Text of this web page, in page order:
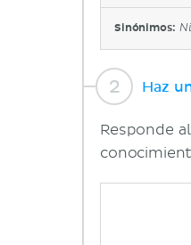
Sinónimos:
Haz
Responde